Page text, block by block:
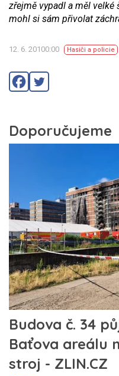
zřejmě vypadl a měl velké
mohl si sám přivolat
12. 6. 20100:00 Hasiči a policie